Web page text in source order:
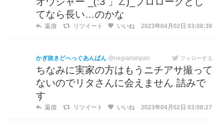
てなら長い…のかな
返信 リツイート いいね 2023年04月02日 03:08:39
かぎ抜きどへっぐあんぱん @negiarianpan フォローする
ちなみに実家の方はもうニチアサ撮って
ないのでリタさんに会えません 詰みで
す
返信 リツイート いいね 2023年04月02日 03:08:27